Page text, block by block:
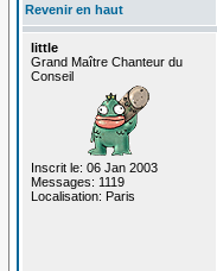
Revenir en haut
little
Grand Maître Chanteur du
Conseil
Inscrit le: 06 Jan 2003
Messages: 1119
Localisation: Paris